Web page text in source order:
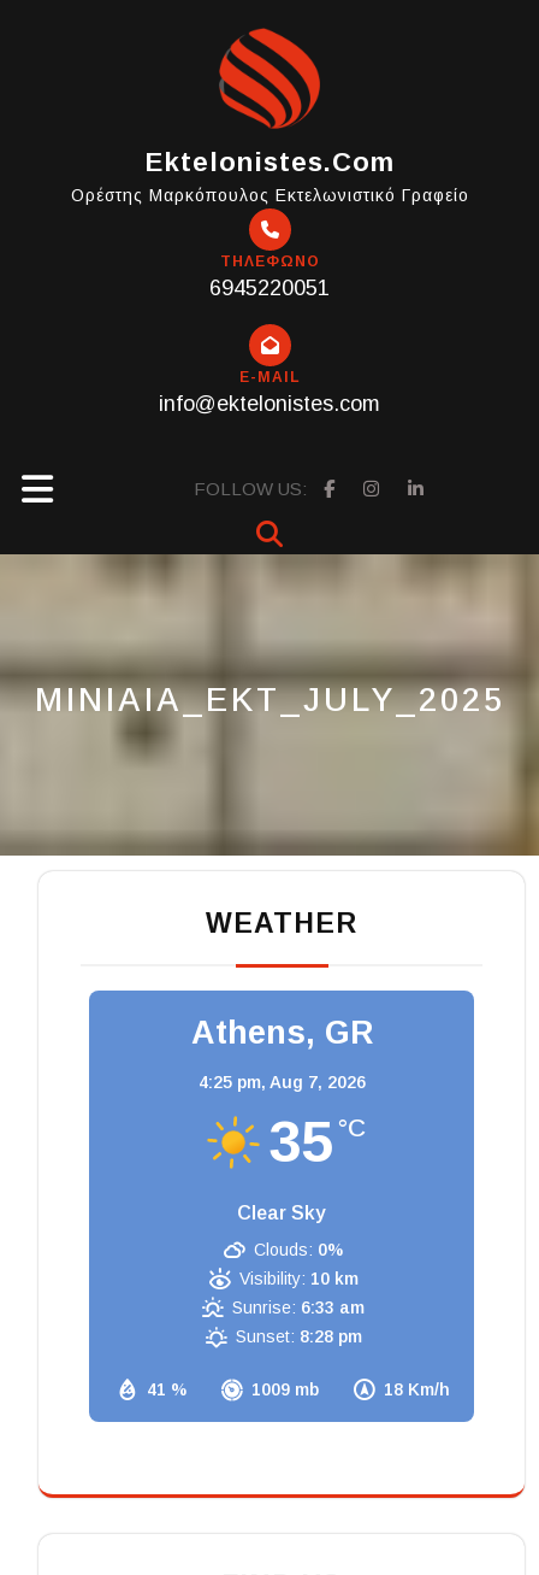
Ektelonistes.com
Ορέστης Μαρκόπουλος Εκτελωνιστικό Γραφείο
ΤΗΛΕΦΩΝΟ
6945220051
E-MAIL
info@ektelonistes.com
Open
FOLLOW US:
MINIAIA_EKT_JULY_2025
WEATHER
Athens, GR
4:25 pm, Aug 7, 2026
35 °C
Clear Sky
41 % 1009 mb 18 Km/h
Clouds: 0%
Visibility: 10 km
Sunrise: 6:33 am
Sunset: 8:28 pm